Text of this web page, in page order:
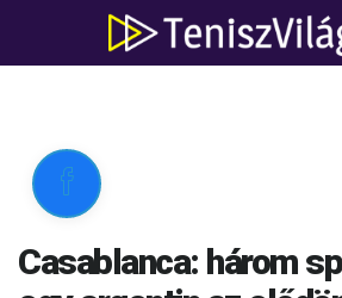

Casablanca: három